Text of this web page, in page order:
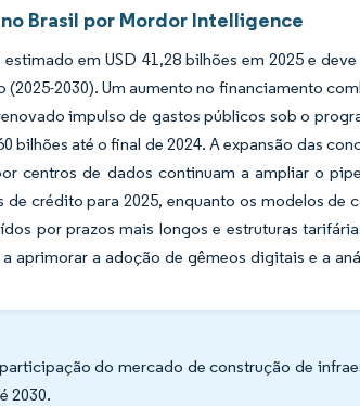
Brasil por Mordor Intelligence
em USD 41,28 bilhões em 2025 e deve
2030). Um aumento no financiamento
impulso de gastos públicos sob o
bilhões até o final de 2024. A expansão das
centros de dados continuam a ampliar o
crédito para 2025, enquanto os modelos de
por prazos mais longos e estruturas
a adoção de gêmeos digitais e a
do mercado de construção de
2030.